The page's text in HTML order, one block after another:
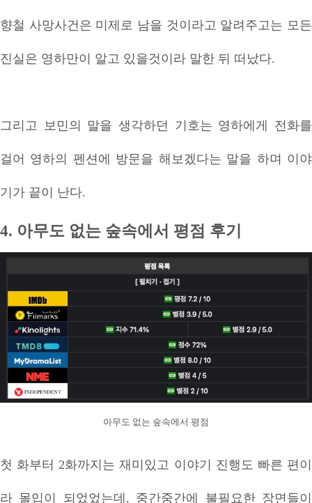
향철 사망사건은 미제로 남을 것이라고 알려주고는 모든
진실은 영하만이 알고 있을것이라 말한 뒤 떠났다.
그리고 보민의 말을 생각하던 기호는 영하에게 전화를
걸어 영하의 펜션에 방문을 해보겠다는 말을 하며 이야
기가 끝이 난다.
4. 아무도 없는 숲속에서 평점 후기
아무도 없는 숲속에서 평점
첫 화부터 2화까지는 재미있고 이야기 진행도 빠른 편이
라 몰입이 되었었는데, 중간중간에 불필요한 장면들이